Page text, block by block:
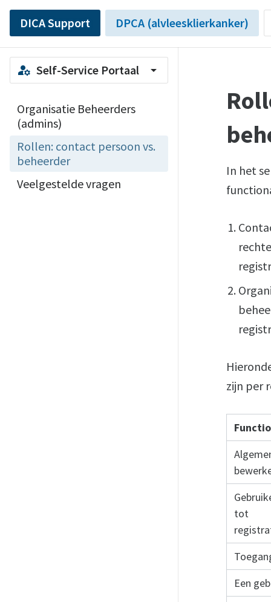
DICA Support DPCA (alvleesklierkanker)
manage_accounts Self-Service Portaal arrow_drop_down
Organisatie Beheerders
(admins)
Rollen: contact persoon vs.
beheerder
Veelgestelde vragen
In het
zijn per
tot
Een